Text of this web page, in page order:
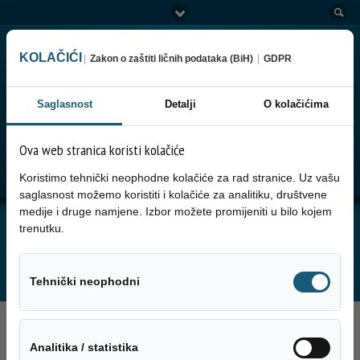
Go to:
JUTARNJA SERVISNA INFORMACIJA ZA
02.12.2025. GODINE
2. Decembra 2025.
KOLAČIĆI Zakon o zaštiti ličnih podataka (BiH) GDPR
Saglasnost Detalji O kolačićima
Ova web stranica koristi kolačiće
Koristimo tehnički neophodne kolačiće za rad stranice. Uz vašu
saglasnost možemo koristiti i kolačiće za analitiku, društvene
medije i druge namjene. Izbor možete promijeniti u bilo kojem
trenutku.
Tehnički neophodni Tehnički
Analitika / statistika Analitika /